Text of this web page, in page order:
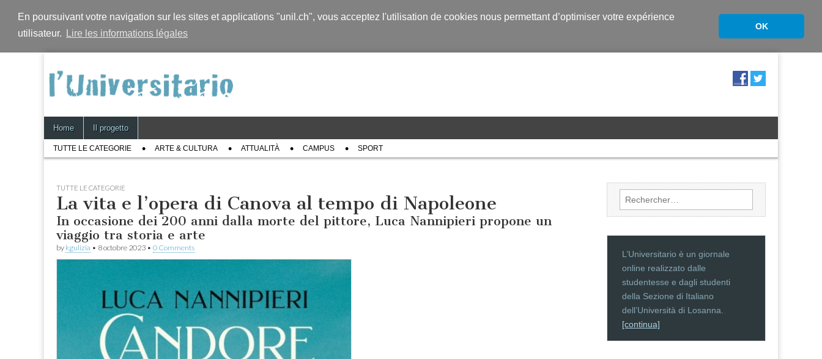
En poursuivant votre navigation sur les sites et applications "unil.ch", vous acceptez l'utilisation de cookies nous permettant d’optimiser votre expérience
utilisateur.
Lire les informations légales
OK
Main
menu
Skip
content
Home Il progetto
Sub
menu
TUTTE LE CATEGORIE ARTE & CULTURA ATTUALITÀ CAMPUS SPORT
TUTTE LE CATEGORIE
La vita e l’opera di Canova al tempo di Napoleone
In occasione dei 200 anni dalla morte del pittore, Luca Nannipieri propone un
viaggio tra storia e arte
by kgulizia • 8 octobre 2023 • 0 Comments
Rechercher :
L’Universitario è un giornale
online realizzato dalle
studentesse e dagli studenti
della Sezione di Italiano
dell’Università di Losanna.
[continua]